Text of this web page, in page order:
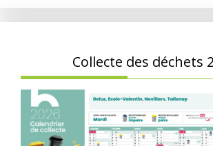
Collecte des déchets